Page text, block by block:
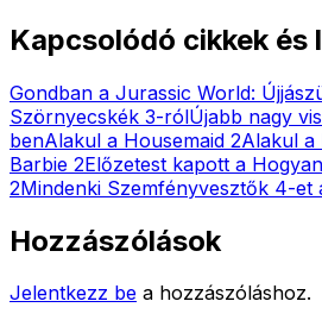
Kapcsolódó cikkek és
Gondban a Jurassic World:
Szörnyecskék 3-rólÚjabb nagy
benAlakul a Housemaid 2Alakul a
Barbie 2Előzetest kapott a
2Mindenki Szemfényvesztők 4-et
Hozzászólások
Jelentkezz be a hozzászóláshoz.